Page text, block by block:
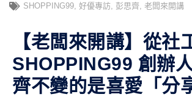
SHOPPING99, 好優專訪, 彭思齊, 老闆來開講
【老闆來開講】從社
SHOPPING99 創辦
齊不變的是喜愛「分